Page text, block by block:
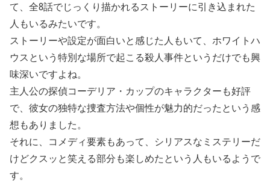
て、全8話でじっくり描かれるストーリーに引き込まれた
人もいるみたいです。
ストーリーや設定が面白いと感じた人もいて、ホワイトハ
ウスという特別な場所で起こる殺人事件というだけでも興
味深いですよね。
主人公の探偵コーデリア・カップのキャラクターも好評
で、彼女の独特な捜査方法や個性が魅力的だったという感
想もありました。
それに、コメディ要素もあって、シリアスなミステリーだ
けどクスッと笑える部分も楽しめたという人もいるようで
す。